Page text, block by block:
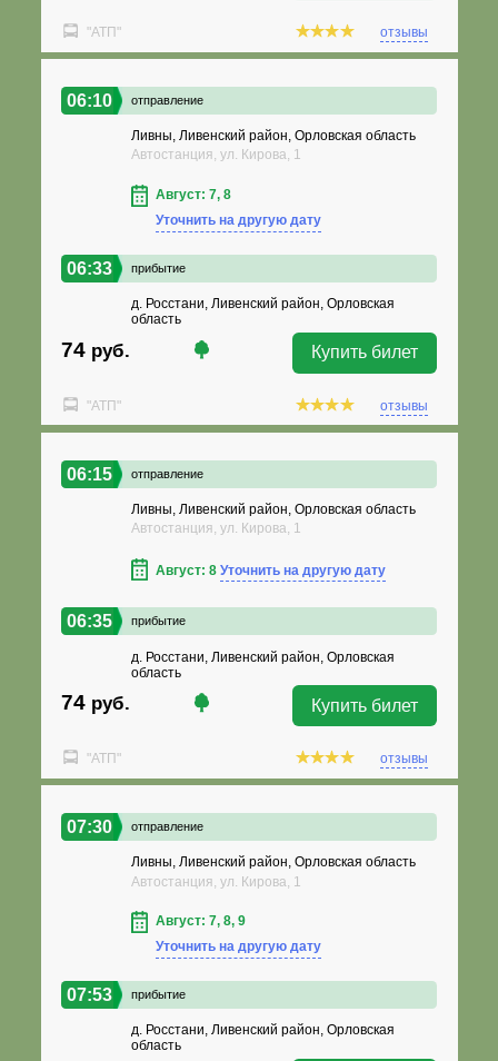
"АТП" отзывы
06:10 отправление
Ливны, Ливенский район, Орловская область
Автостанция, ул. Кирова, 1
Август: 7, 8
Уточнить на другую дату
06:33 прибытие
д. Росстани, Ливенский район, Орловская
область
74 руб. Купить билет
"АТП" отзывы
06:15 отправление
Ливны, Ливенский район, Орловская область
Автостанция, ул. Кирова, 1
Август: 8 Уточнить на другую дату
06:35 прибытие
д. Росстани, Ливенский район, Орловская
область
74 руб. Купить билет
"АТП" отзывы
07:30 отправление
Ливны, Ливенский район, Орловская область
Автостанция, ул. Кирова, 1
Август: 7, 8, 9
Уточнить на другую дату
07:53 прибытие
д. Росстани, Ливенский район, Орловская
область